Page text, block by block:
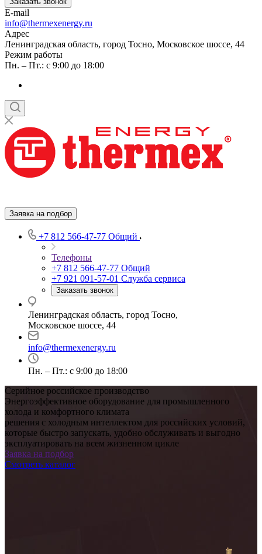
E-mail
info@thermexenergy.ru
Адрес
Ленинградская область, город Тосно, Московское шоссе, 44
Режим работы
Пн. – Пт.: с 9:00 до 18:00
Заявка на подбор
+7 812 566-47-77 Общий
Телефоны
+7 812 566-47-77 Общий
+7 921 091-57-01 Служба сервиса
Заказать звонок
Ленинградская область, город Тосно,
Московское шоссе, 44
info@thermexenergy.ru
Пн. – Пт.: с 9:00 до 18:00
Серийное российское производство
Энергоэффективное оборудование для промышленного
холода и комфортного климата
решения с холодным интеллектом для российских условий,
которые быстро запускать, удобно обслуживать и выгодно
эксплуатировать на всем жизненном цикле
Заявка на подбор
Смотреть каталог